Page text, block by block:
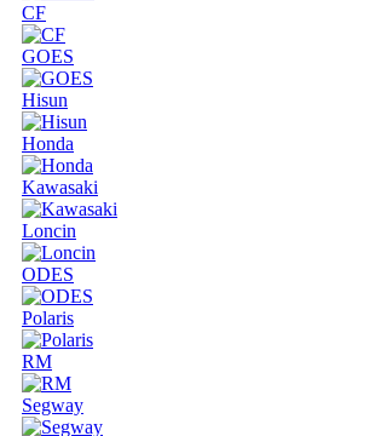
CF
GOES
Hisun
Honda
Kawasaki
Loncin
ODES
Polaris
RM
Segway